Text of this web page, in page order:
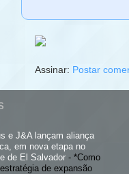
Assinar: Postar
e J&A lançam aliança
em nova etapa no
de El Salvador - *Como
de expansão